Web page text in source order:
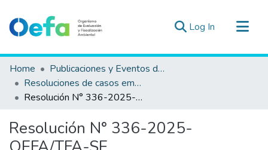
Log In (current)
Communities & Collections
All of DSpace
Statistics
Estad. Externas
Guias ▾
Home
Publicaciones y Eventos del OEFA
Resoluciones de casos emblemáticos en el TFA
Resolución N° 336-2025-OEFA/TFA-SE
Resolución N° 336-2025-